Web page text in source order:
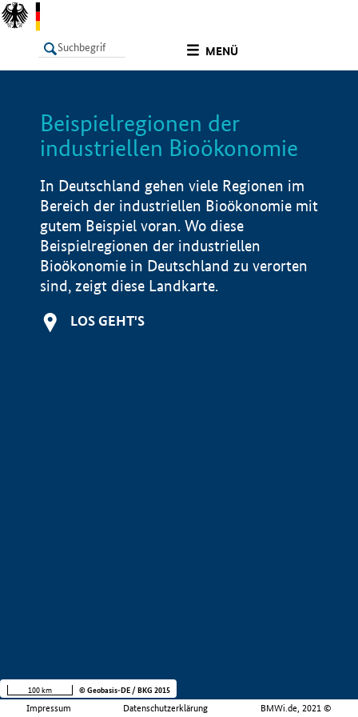
MENÜ
LISTE
Beispielregionen der
industriellen Bioökonomie
In Deutschland gehen viele Regionen im
Bereich der industriellen Bioökonomie mit
gutem Beispiel voran. Wo diese
Beispielregionen der industriellen
Bioökonomie in Deutschland zu verorten
sind, zeigt diese Landkarte.
LOS GEHT'S
Impressum Datenschutzerklärung BMWi.de, 2021 ©
100 km © Geobasis-DE / BKG 2015